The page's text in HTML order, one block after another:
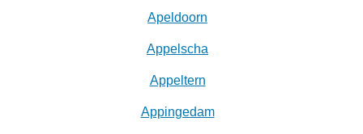
Apeldoorn
Appelscha
Appeltern
Appingedam